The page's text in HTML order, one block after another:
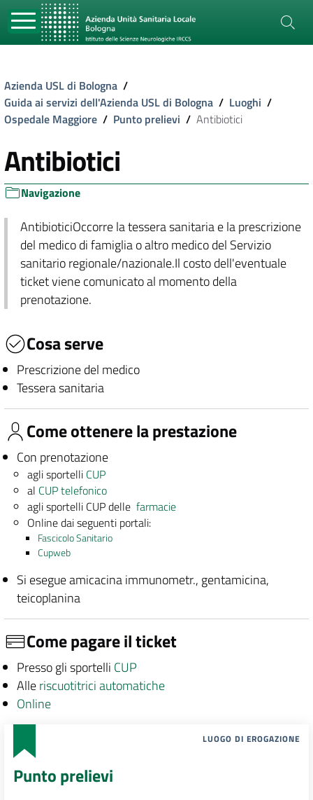
Azienda USL di Bologna /
Guida ai servizi dell'Azienda USL di Bologna / Luoghi /
Ospedale Maggiore / Punto prelievi / Antibiotici
Antibiotici
Navigazione
AntibioticiOccorre la tessera sanitaria e la prescrizione
del medico di famiglia o altro medico del Servizio
sanitario regionale/nazionale.Il costo dell'eventuale
ticket viene comunicato al momento della
prenotazione.
Cosa serve
Prescrizione del medico
Tessera sanitaria
Come ottenere la prestazione
Con prenotazione
agli sportelli CUP
al CUP telefonico
agli sportelli CUP dellefarmacie
Online dai seguenti portali:
Fascicolo Sanitario
Cupweb
Si esegue amicacina immunometr., gentamicina,
teicoplanina
Come pagare il ticket
Presso gli sportelli CUP
Alleriscuotitrici automatiche
Online
LUOGO DI EROGAZIONE
Punto prelievi